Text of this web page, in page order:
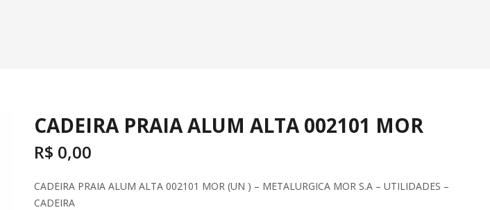
CADEIRA PRAIA ALUM ALTA 002101 MOR
R$ 0,00
CADEIRA PRAIA ALUM ALTA 002101 MOR (UN ) – METALURGICA MOR S.A – UTILIDADES –
CADEIRA